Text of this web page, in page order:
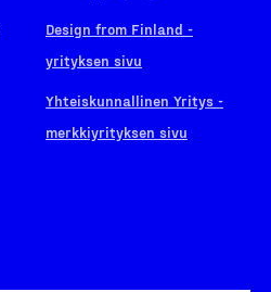
Design from Finland -
yrityksen sivu
Yhteiskunnallinen Yritys -
merkkiyrityksen sivu